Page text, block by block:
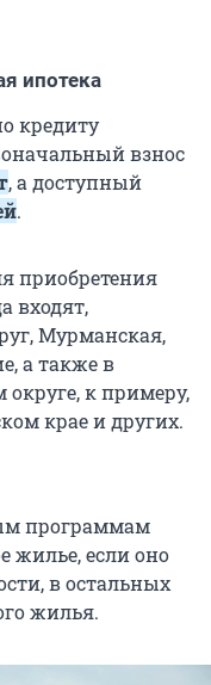
ипотека
кредиту
взнос
, а доступный
.
приобретения
входят,
Мурманская,
а также в
к примеру,
крае и других.
программам
жилье, если оно
в остальных
жилья.